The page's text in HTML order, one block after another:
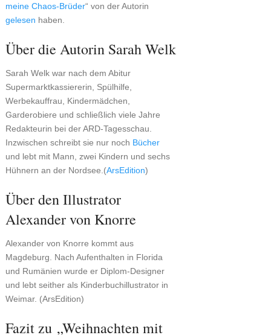
meine Chaos-Brüder“ von der Autorin
gelesen haben.
Über die Autorin Sarah Welk
Sarah Welk war nach dem Abitur
Supermarktkassiererin, Spülhilfe,
Werbekauffrau, Kindermädchen,
Garderobiere und schließlich viele Jahre
Redakteurin bei der ARD-Tagesschau.
Inzwischen schreibt sie nur noch Bücher
und lebt mit Mann, zwei Kindern und sechs
Hühnern an der Nordsee.(ArsEdition)
Über den Illustrator
Alexander von Knorre
Alexander von Knorre kommt aus
Magdeburg. Nach Aufenthalten in Florida
und Rumänien wurde er Diplom-Designer
und lebt seither als Kinderbuchillustrator in
Weimar. (ArsEdition)
Fazit zu „Weihnachten mit